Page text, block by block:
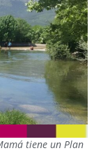
tiene un Plan